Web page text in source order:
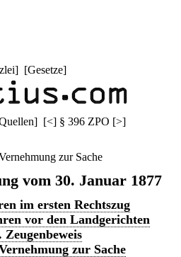
] [Gesetze]
] [<] § 396 ZPO [>]
zur Sache
vom 30. Januar 1877
im ersten Rechtszug
vor den Landgerichten
zur Sache